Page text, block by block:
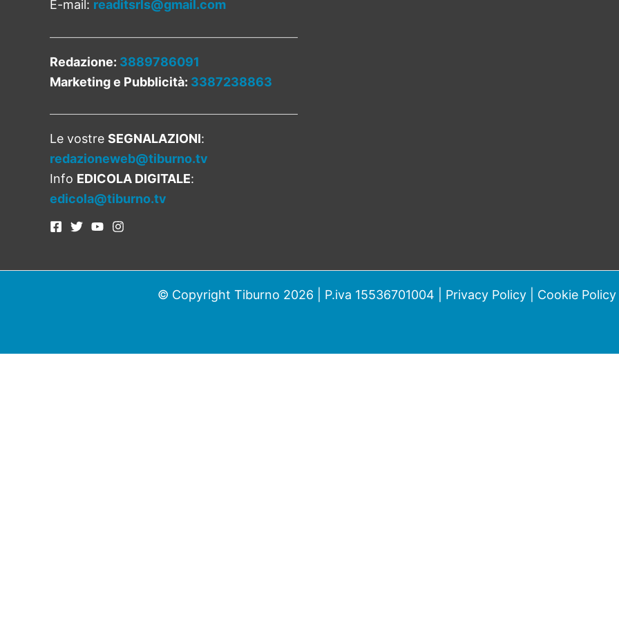
E-mail: readitsrls@gmail.com
Redazione: 3889786091
Marketing e Pubblicità: 3387238863
Le vostre SEGNALAZIONI:
redazioneweb@tiburno.tv
Info EDICOLA DIGITALE:
edicola@tiburno.tv
© Copyright Tiburno 2026 | P.iva 15536701004 | Privacy Policy Cookie Policy